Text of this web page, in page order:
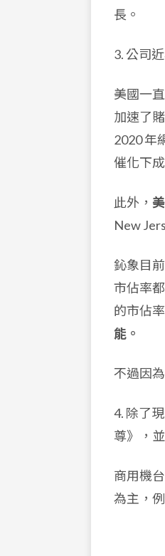
長。
3. 公司
美國一
加速了
2020 年
催化下
此外，
New
鈊象目
市佔率
的市佔
能。
不過因
4. 除了
尊》，
商用機
為主，